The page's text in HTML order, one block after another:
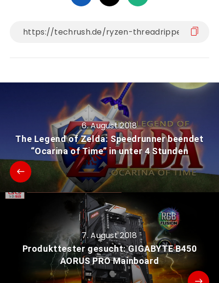
6. August 2018
The Legend of Zelda: Speedrunner beendet
“Ocarina of Time” in unter 4 Stunden
7. August 2018
Produkttester gesucht: GIGABYTE B450
AORUS PRO Mainboard